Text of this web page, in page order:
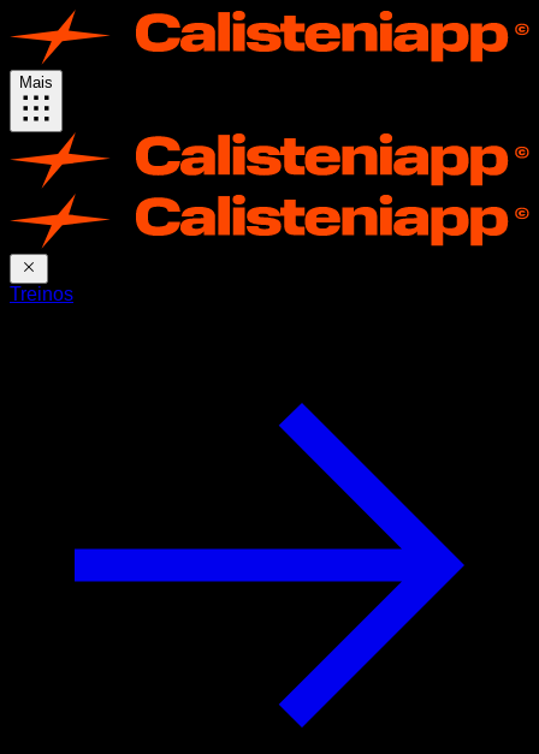
Mais
Treinos